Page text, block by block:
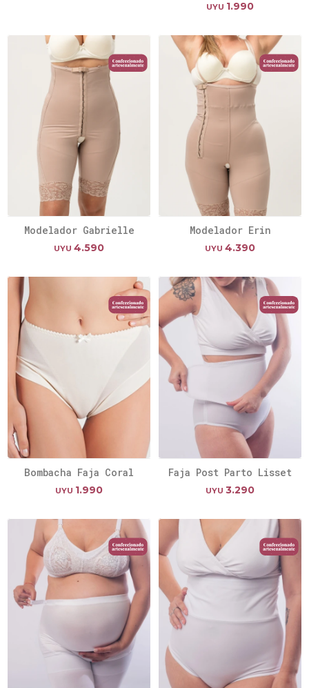
UYU 1.990
Modelador Gabrielle
UYU 4.590
Modelador Erin
UYU 4.390
Bombacha Faja Coral
UYU 1.990
Faja Post Parto Lisset
UYU 3.290